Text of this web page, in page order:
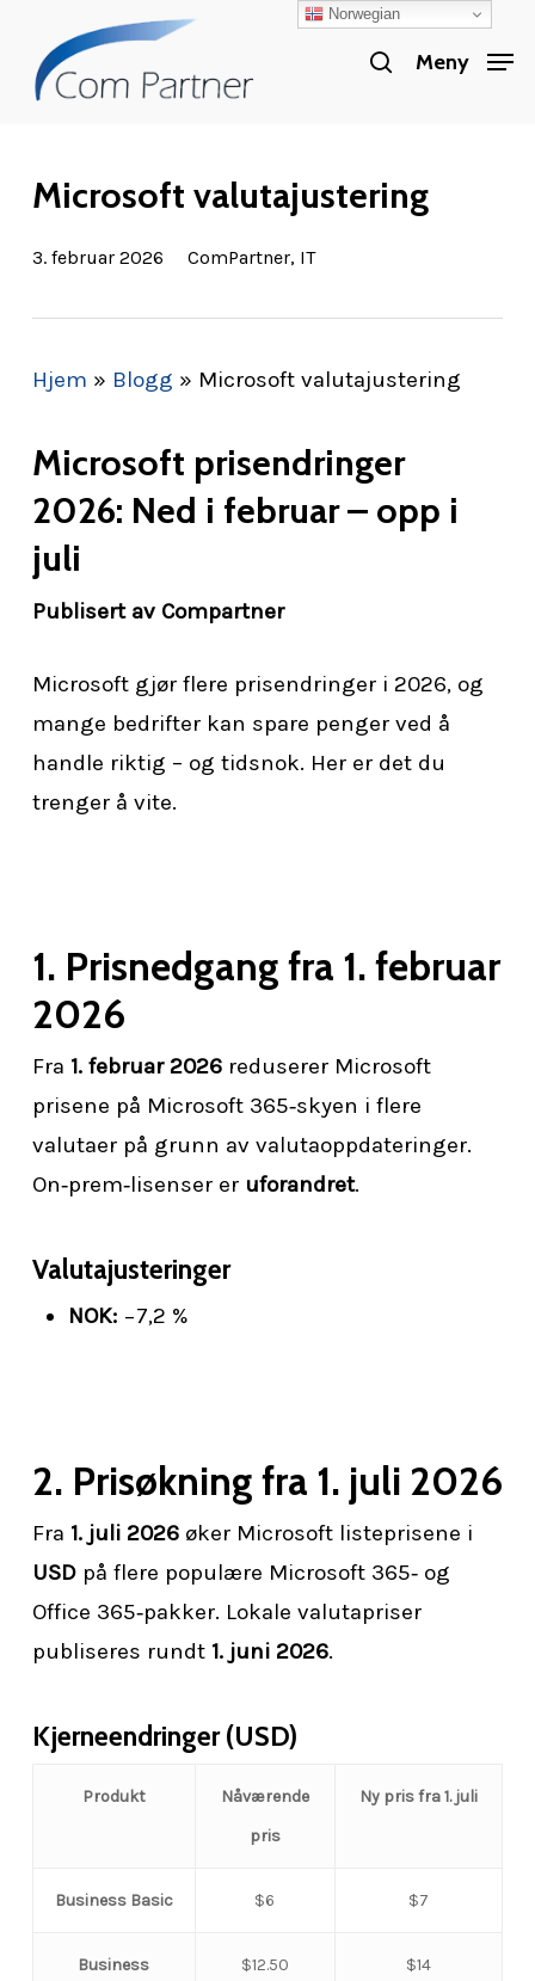
main
search
Meny
Microsoft valutajustering
3. februar 2026 ComPartner, IT
Hjem » Blogg » Microsoft valutajustering
Microsoft prisendringer
2026: Ned i februar – opp i
juli
Publisert av Compartner
Microsoft gjør flere prisendringer i 2026, og
mange bedrifter kan spare penger ved å
handle riktig – og tidsnok. Her er det du
trenger å vite.
1. Prisnedgang fra 1. februar
2026
Fra 1. februar 2026reduserer Microsoft
prisene på Microsoft 365‑skyen i flere
valutaer på grunn av valutaoppdateringer.
On‑prem‑lisenser er uforandret.
Valutajusteringer
NOK:−7,2 %
2. Prisøkning fra 1. juli 2026
Fra 1. juli 2026øker Microsoft listeprisene i
USDpå flere populære Microsoft 365‑ og
Office 365‑pakker. Lokale valutapriser
publiseres rundt 1. juni 2026.
Kjerneendringer (USD)
Produkt
Nåværende
pris
Ny pris fra 1. juli
Business Basic $6 $7
Business
$12.50 $14
Close
Norwegian